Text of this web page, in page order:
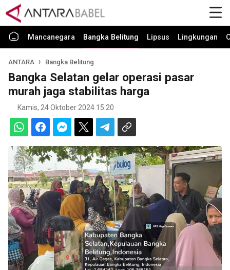
Mancanegara Bangka Belitung Lipsus Lingkungan
ANTARA Bangka Belitung
Bangka Selatan gelar operasi pasar
murah jaga stabilitas harga
Kamis, 24 Oktober 2024 15:20